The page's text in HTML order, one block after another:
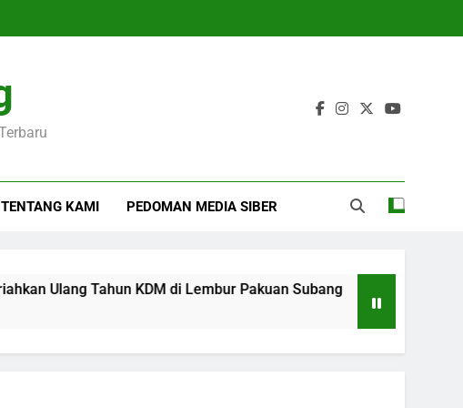
TENTANG KAMI PEDOMAN MEDIA SIBER
Tahun KDM di Lembur Pakuan Subang